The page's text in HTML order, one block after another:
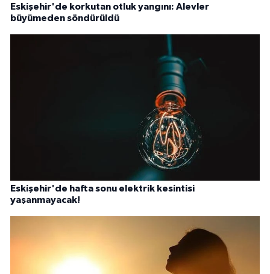
Eskişehir'de korkutan otluk yangını: Alevler
büyümeden söndürüldü
Eskişehir'de hafta sonu elektrik kesintisi
yaşanmayacak!